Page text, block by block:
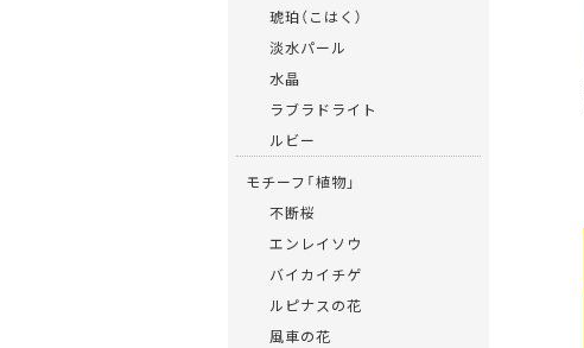
琥珀（こはく）
淡水パール
水晶
ラブラドライト
ルビー
モチーフ「植物」
不断桜
エンレイソウ
バイカイチゲ
ルピナスの花
風車の花